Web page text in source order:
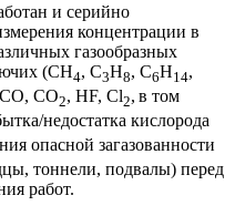
и серийно
концентрации в
газообразных
(CH4, C3H8, C6H14,
CO2, HF, Cl2, в том
недостатка кислорода
опасной загазованности
тоннели, подвалы) перед
работ.